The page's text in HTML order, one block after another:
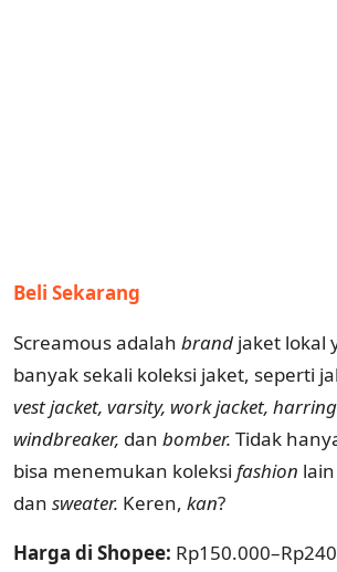
Beli Sekarang
Screamous adalah brand jaket lokal
banyak sekali koleksi jaket, seperti
vest jacket, varsity, work jacket,
windbreaker, dan bomber. Tidak
bisa menemukan koleksi fashion
dan sweater. Keren, kan?
Harga di Shopee: